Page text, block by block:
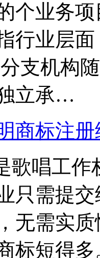
个业务
行业层
支机构
立承…
商标注
歌唱工作
只需提
无需实
标短得